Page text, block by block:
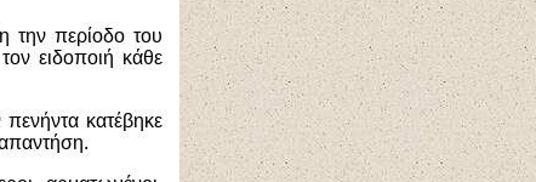
την περίοδο του
ειδοποιή κάθε
κατέβηκε